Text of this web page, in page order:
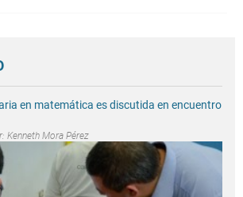
en matemática es discutida en encuentro
Kenneth Mora Pérez